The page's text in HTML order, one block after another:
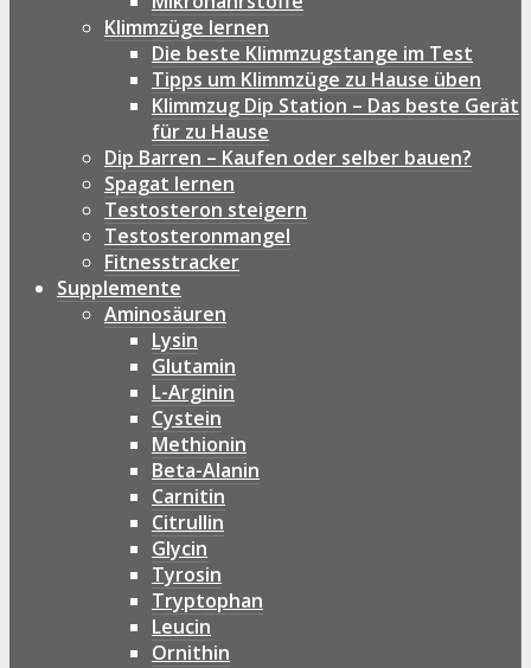
Klimmzüge lernen
Die beste Klimmzugstange im Test
Tipps um Klimmzüge zu Hause üben
Klimmzug Dip Station – Das beste Gerät
für zu Hause
Dip Barren – Kaufen oder selber bauen?
Spagat lernen
Testosteron steigern
Testosteronmangel
Fitnesstracker
Supplemente
Aminosäuren
Lysin
Glutamin
L-Arginin
Cystein
Methionin
Beta-Alanin
Carnitin
Citrullin
Glycin
Tyrosin
Tryptophan
Leucin
Ornithin